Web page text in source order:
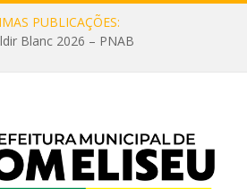
PUBLICAÇÕES:
Blanc 2026 – PNAB